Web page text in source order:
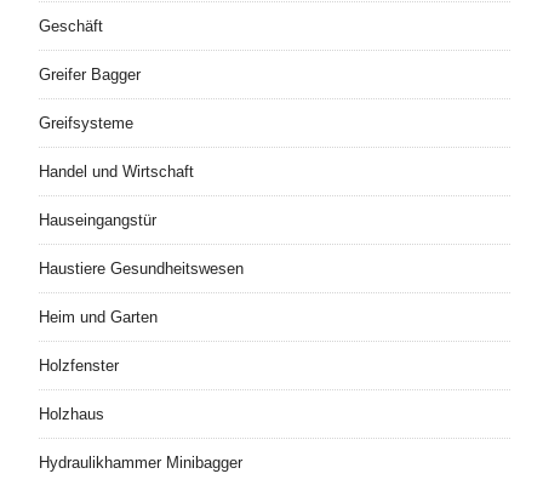
Geschäft
Greifer Bagger
Greifsysteme
Handel und Wirtschaft
Hauseingangstür
Haustiere Gesundheitswesen
Heim und Garten
Holzfenster
Holzhaus
Hydraulikhammer Minibagger